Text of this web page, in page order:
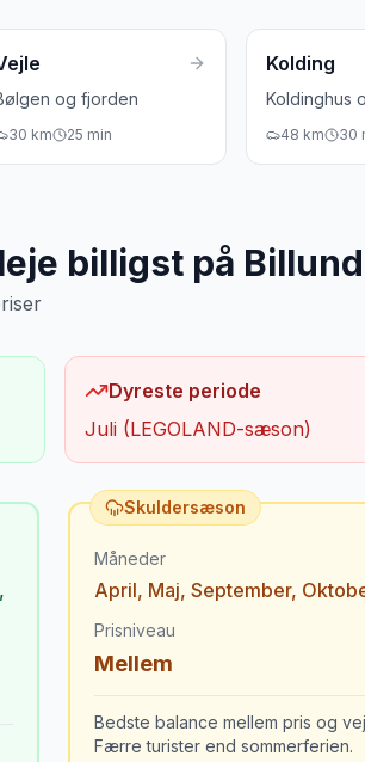
og fjorden
30 km 25 min
Kolding
Koldinghus
48 km 30
billigst på
Dyreste periode
Juli (LEGOLAND-sæson)
,
Skuldersæson
Måneder
April, Maj, September,
Prisniveau
Mellem
Bedste balance mellem pris og
Færre turister end sommerferien.